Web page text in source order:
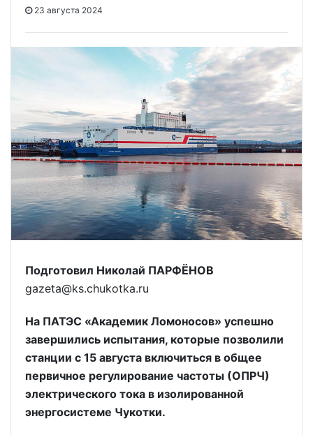
23 августа 2024
Подготовил Николай ПАРФЁНОВ
gazeta@ks.chukotka.ru
На ПАТЭС «Академик Ломоносов» успешно
завершились испытания, которые позволили
станции с 15 августа включиться в общее
первичное регулирование частоты (ОПРЧ)
электрического тока в изолированной
энергосистеме Чукотки.